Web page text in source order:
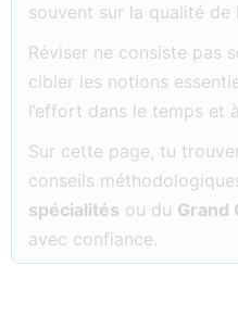
souvent sur la qualité de
Réviser ne consiste pas
cibler les notions
l’effort dans le temps et
Sur cette page, tu
conseils
spécialités ou du Grand
avec confiance.